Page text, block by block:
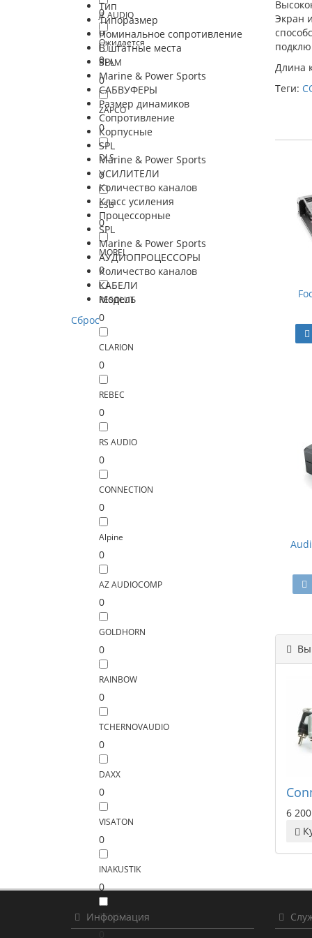
JL AUDIO
0
BLAM
0
ZAPCO
0
DLS
0
ESB
0
MOREL
0
RESOLUT
0
CLARION
0
REBEC
0
RS AUDIO
0
CONNECTION
0
Alpine
0
AZ AUDIOCOMP
0
GOLDHORN
0
RAINBOW
0
TCHERNOVAUDIO
0
DAXX
0
VISATON
0
INAKUSTIK
0
TENG-S
0
Ожидается
0
Тип
Типоразмер
Номинальное сопротивление
В штатные места
SPL
Marine & Power Sports
САБВУФЕРЫ
Размер динамиков
Сопротивление
Корпусные
SPL
Marine & Power Sports
УСИЛИТЕЛИ
Количество каналов
Класс усиления
Процессорные
SPL
Marine & Power Sports
АУДИОПРОЦЕССОРЫ
Количество каналов
КАБЕЛИ
Модель
Сброс
Экран
Длина
Теги:
Вы
6
Информация